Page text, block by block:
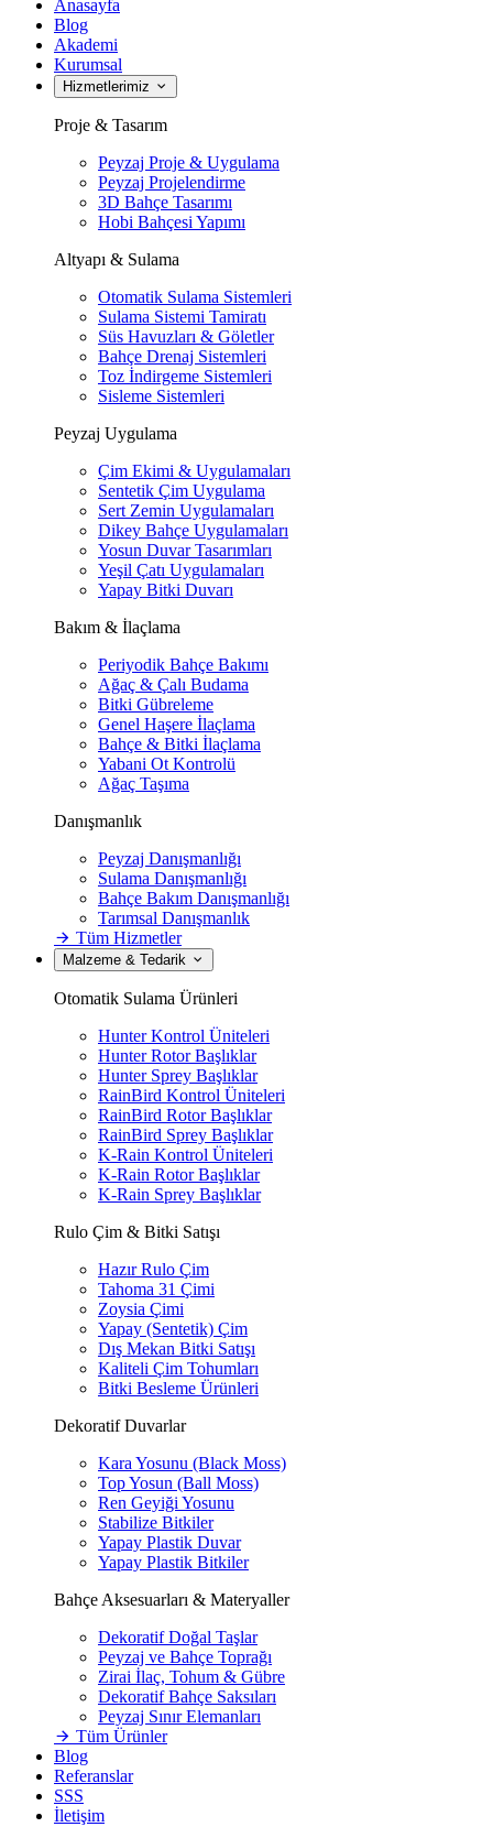
Anasayfa
Blog
Akademi
Kurumsal
Hizmetlerimiz
Proje & Tasarım
Peyzaj Proje & Uygulama
Peyzaj Projelendirme
3D Bahçe Tasarımı
Hobi Bahçesi Yapımı
Altyapı & Sulama
Otomatik Sulama Sistemleri
Sulama Sistemi Tamiratı
Süs Havuzları & Göletler
Bahçe Drenaj Sistemleri
Toz İndirgeme Sistemleri
Sisleme Sistemleri
Peyzaj Uygulama
Çim Ekimi & Uygulamaları
Sentetik Çim Uygulama
Sert Zemin Uygulamaları
Dikey Bahçe Uygulamaları
Yosun Duvar Tasarımları
Yeşil Çatı Uygulamaları
Yapay Bitki Duvarı
Bakım & İlaçlama
Periyodik Bahçe Bakımı
Ağaç & Çalı Budama
Bitki Gübreleme
Genel Haşere İlaçlama
Bahçe & Bitki İlaçlama
Yabani Ot Kontrolü
Ağaç Taşıma
Danışmanlık
Peyzaj Danışmanlığı
Sulama Danışmanlığı
Bahçe Bakım Danışmanlığı
Tarımsal Danışmanlık
Tüm Hizmetler
Malzeme & Tedarik
Otomatik Sulama Ürünleri
Hunter Kontrol Üniteleri
Hunter Rotor Başlıklar
Hunter Sprey Başlıklar
RainBird Kontrol Üniteleri
RainBird Rotor Başlıklar
RainBird Sprey Başlıklar
K-Rain Kontrol Üniteleri
K-Rain Rotor Başlıklar
K-Rain Sprey Başlıklar
Rulo Çim & Bitki Satışı
Hazır Rulo Çim
Tahoma 31 Çimi
Zoysia Çimi
Yapay (Sentetik) Çim
Dış Mekan Bitki Satışı
Kaliteli Çim Tohumları
Bitki Besleme Ürünleri
Dekoratif Duvarlar
Kara Yosunu (Black Moss)
Top Yosun (Ball Moss)
Ren Geyiği Yosunu
Stabilize Bitkiler
Yapay Plastik Duvar
Yapay Plastik Bitkiler
Bahçe Aksesuarları & Materyaller
Dekoratif Doğal Taşlar
Peyzaj ve Bahçe Toprağı
Zirai İlaç, Tohum & Gübre
Dekoratif Bahçe Saksıları
Peyzaj Sınır Elemanları
Tüm Ürünler
Blog
Referanslar
SSS
İletişim